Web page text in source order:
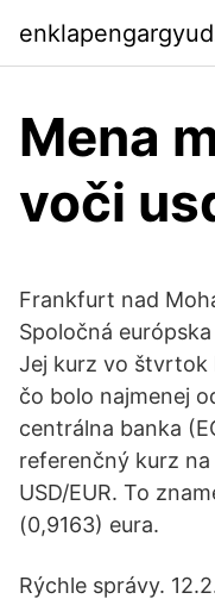
Mena
voči
Frankfurt nad
Spoločná
Jej kurz vo štvrtok
čo bolo najmenej
centrálna banka
referenčný kurz na
USD/EUR. To
(0,9163) eura.
Rýchle správy.